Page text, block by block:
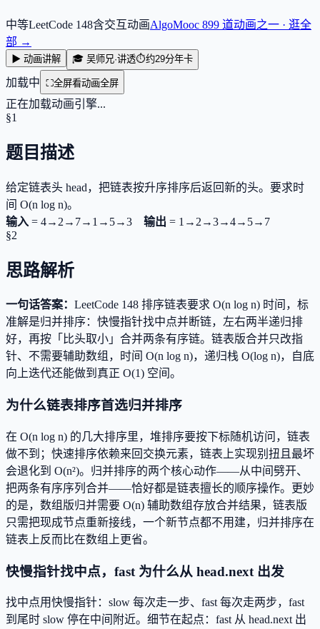
中等LeetCode 148含交互动画AlgoMooc 899 道动画之一 · 逛全
部 →
▶ 动画讲解 🎓 吴师兄·讲透⏱约29分年卡
加载中 ⛶全屏看动画全屏
正在加载动画引擎...
§1
题目描述
给定链表头 head，把链表按升序排序后返回新的头。要求时
间 O(n log n)。
输入 = 4→2→7→1→5→3 输出 = 1→2→3→4→5→7
§2
思路解析
一句话答案： LeetCode 148 排序链表要求 O(n log n) 时间，标
准解是归并排序：快慢指针找中点并断链，左右两半递归排
好，再按「比头取小」合并两条有序链。链表版合并只改指
针、不需要辅助数组，时间 O(n log n)，递归栈 O(log n)，自底
向上迭代还能做到真正 O(1) 空间。
为什么链表排序首选归并排序
在 O(n log n) 的几大排序里，堆排序要按下标随机访问，链表
做不到；快速排序依赖来回交换元素，链表上实现别扭且最坏
会退化到 O(n²)。归并排序的两个核心动作——从中间劈开、
把两条有序序列合并——恰好都是链表擅长的顺序操作。更妙
的是，数组版归并需要 O(n) 辅助数组存放合并结果，链表版
只需把现成节点重新接线，一个新节点都不用建，归并排序在
链表上反而比在数组上更省。
快慢指针找中点，fast 为什么从 head.next 出发
找中点用快慢指针：slow 每次走一步、fast 每次走两步，fast
到尾时 slow 停在中间附近。细节在起点：fast 从 head.next 出